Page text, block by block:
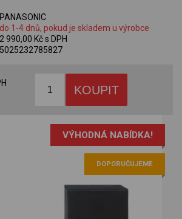
PANASONIC
do 1-4 dnů, pokud je skladem u výrobce
2 990,00 Kč s DPH
5025232785827
VÝHODNÁ NABÍDKA!
DOPORUČUJEME